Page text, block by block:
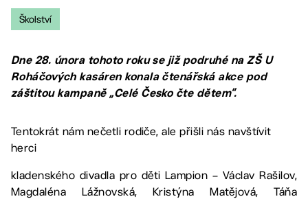
Školství
Dne 28. února tohoto roku se již podruhé na ZŠ U
Roháčových kasáren konala čtenářská akce pod
záštitou kampaně „Celé Česko čte dětem“.
Tentokrát nám nečetli rodiče, ale přišli nás navštívit
herci
kladenského divadla pro děti Lampion – Václav Rašilov,
Magdaléna Lážnovská, Kristýna Matějová, Táňa